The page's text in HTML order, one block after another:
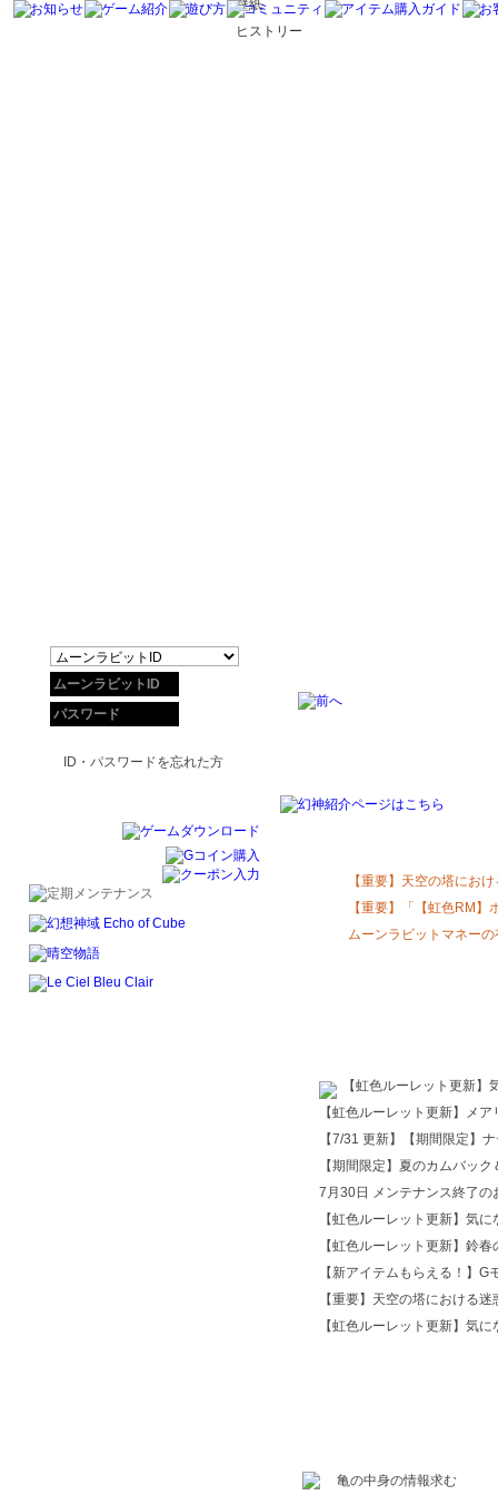
壁紙
ヒストリー
【重要】天空の塔にお
ムーンラビットマネー
【7/31 更新】【期間限定】
7月30日 メンテナンス終了の
【重要】天空の塔における
亀の中身の情報求む
ID・パスワードを忘れた方